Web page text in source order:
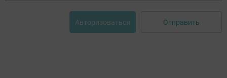
Авторизоваться Отправить